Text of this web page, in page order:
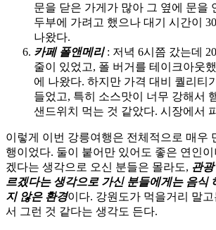
문을 닫은 가게가 많아 그 옆에 문을
두부에 가려고 했으나 대기 시간이
나왔다.
카페 폴앤메리: 저녁 6시쯤 갔는데
줄이 있었고, 폴 버거를 테이크아웃
에 나왔다. 하지만 가격 대비 퀄리티
들었고, 특히 소스맛이 너무 강해서
샌드위치 먹는 것 같았다. 시장에서
이렇게 이번 강릉여행은 전체적으로 매우
행이었다. 둘이 붙어만 있어도 좋은 연인
겠다는 생각으로 오신 분들은 몰라도, 관
르겠다는 생각으로 가신 분들에게는 음식
지 않은 환경이다. 강원도가 먹을거리 말
서 그런 것 같다는 생각도 든다.